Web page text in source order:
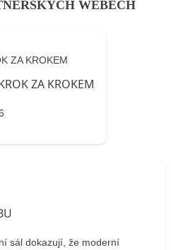
WEBECH
ZA KROKEM
sál dokazují, že moderní